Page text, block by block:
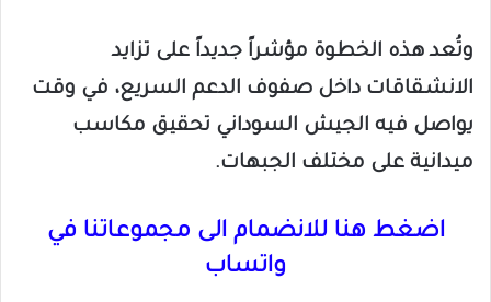
وتُعد هذه الخطوة مؤشراً جديداً على تزايد
الانشقاقات داخل صفوف الدعم السريع، في وقت
يواصل فيه الجيش السوداني تحقيق مكاسب
ميدانية على مختلف الجبهات.
اضغط هنا للانضمام الى مجموعاتنا في
واتساب